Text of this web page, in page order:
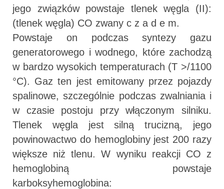
jego związków powstaje tlenek węgla (II):
(tlenek węgla) CO zwany c z a d e m.
Powstaje on podczas syntezy gazu
generatorowego i wodnego, które zachodzą
w bardzo wysokich temperaturach (T >/1100
°C). Gaz ten jest emitowany przez pojazdy
spalinowe, szczególnie podczas zwalniania i
w czasie postoju przy włączonym silniku.
Tlenek węgla jest silną trucizną, jego
powinowactwo do hemoglobiny jest 200 razy
większe niż tlenu. W wyniku reakcji CO z
hemoglobiną powstaje
karboksyhemoglobina: